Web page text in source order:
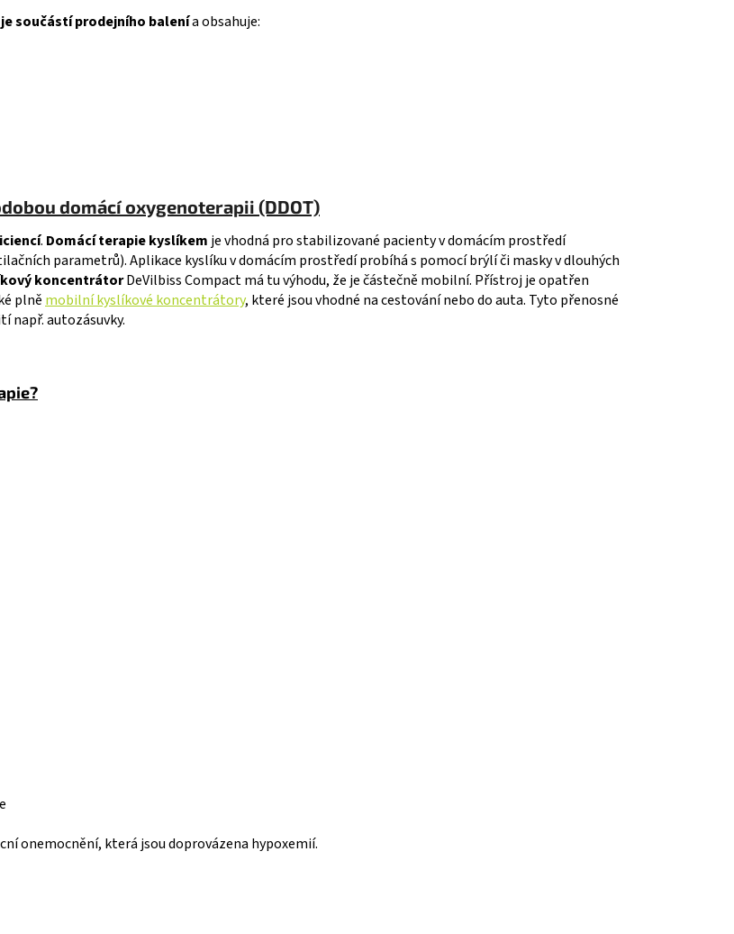
je součástí prodejního balenía obsahuje:
domácí oxygenoterapii (DDOT)
. Domácí terapie kyslíkem je vhodná pro stabilizované pacienty v domácím prostředí
parametrů). Aplikace kyslíku v domácím prostředí probíhá s pomocí brýlí či masky v dlouhých
koncentrátorDeVilbiss Compact má tu výhodu, že je částečně mobilní. Přístroj je opatřen
plně mobilní kyslíkové koncentrátory, které jsou vhodné na cestování nebo do auta. Tyto přenosné
např. autozásuvky.
onemocnění, která jsou doprovázena hypoxemií.